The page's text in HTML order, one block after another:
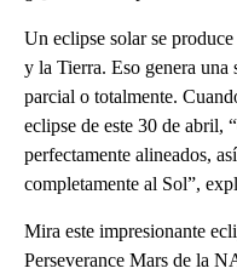
Un eclipse solar se
y la Tierra. Eso genera
parcial o totalmente.
eclipse de este 30 de abril,
perfectamente alineados,
completamente al Sol”,
Mira este impresionante
Perseverance Mars de la